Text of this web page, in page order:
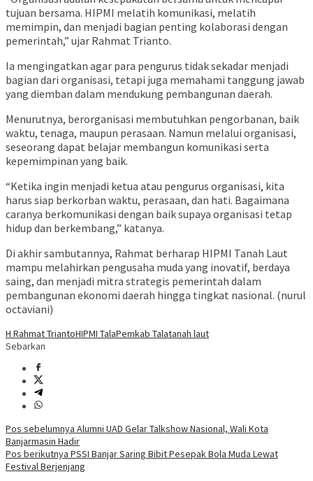
tujuan bersama. HIPMI melatih komunikasi, melatih
memimpin, dan menjadi bagian penting kolaborasi dengan
pemerintah,” ujar Rahmat Trianto.
Ia mengingatkan agar para pengurus tidak sekadar menjadi
bagian dari organisasi, tetapi juga memahami tanggung jawab
yang diemban dalam mendukung pembangunan daerah.
Menurutnya, berorganisasi membutuhkan pengorbanan, baik
waktu, tenaga, maupun perasaan. Namun melalui organisasi,
seseorang dapat belajar membangun komunikasi serta
kepemimpinan yang baik.
“Ketika ingin menjadi ketua atau pengurus organisasi, kita
harus siap berkorban waktu, perasaan, dan hati. Bagaimana
caranya berkomunikasi dengan baik supaya organisasi tetap
hidup dan berkembang,” katanya.
Di akhir sambutannya, Rahmat berharap HIPMI Tanah Laut
mampu melahirkan pengusaha muda yang inovatif, berdaya
saing, dan menjadi mitra strategis pemerintah dalam
pembangunan ekonomi daerah hingga tingkat nasional. (nurul
octaviani)
H Rahmat TriantoHIPMI TalaPemkab Talatanah laut
Sebarkan
Navigasi
pos
Pos sebelumnya Alumni UAD Gelar Talkshow Nasional, Wali Kota
Banjarmasin Hadir
Pos berikutnya PSSI Banjar Saring Bibit Pesepak Bola Muda Lewat
Festival Berjenjang